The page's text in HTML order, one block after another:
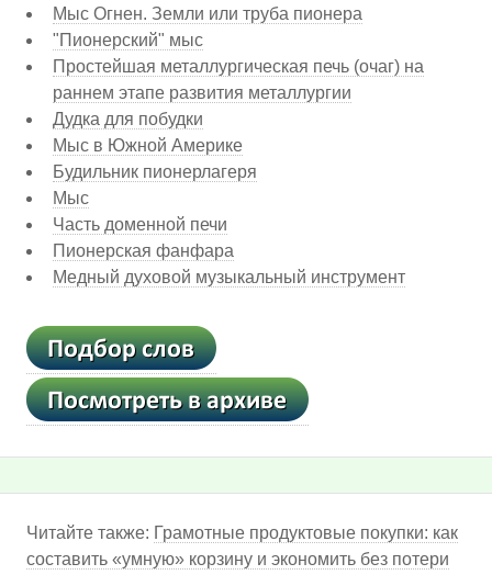
Мыс Огнен. Земли или труба пионера
"Пионерский" мыс
Простейшая металлургическая печь (очаг) на
раннем этапе развития металлургии
Дудка для побудки
Мыс в Южной Америке
Будильник пионерлагеря
Мыс
Часть доменной печи
Пионерская фанфара
Медный духовой музыкальный инструмент
Читайте также: Грамотные продуктовые покупки: как
составить «умную» корзину и экономить без потери